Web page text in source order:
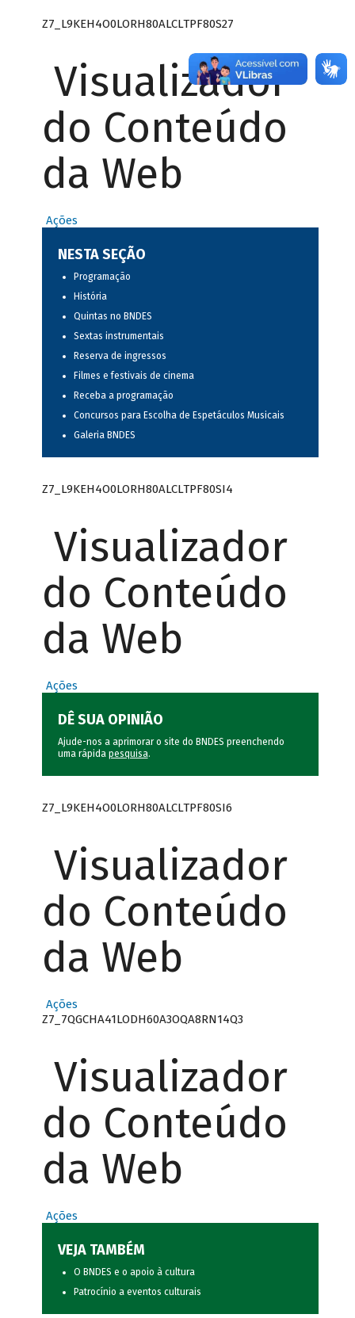
Z7_L9KEH4O0LORH80ALCLTPF80S27
Visualizador
do Conteúdo
da Web
Ações
NESTA SEÇÃO
Programação
História
Quintas no BNDES
Sextas instrumentais
Reserva de ingressos
Filmes e festivais de cinema
Receba a programação
Concursos para Escolha de Espetáculos Musicais
Galeria BNDES
Z7_L9KEH4O0LORH80ALCLTPF80SI4
Visualizador
do Conteúdo
da Web
Ações
DÊ SUA OPINIÃO
Ajude-nos a aprimorar o site do BNDES preenchendo
uma rápida pesquisa.
Z7_L9KEH4O0LORH80ALCLTPF80SI6
Visualizador
do Conteúdo
da Web
Ações
Z7_7QGCHA41LODH60A3OQA8RN14Q3
Visualizador
do Conteúdo
da Web
Ações
VEJA TAMBÉM
O BNDES e o apoio à cultura
Patrocínio a eventos culturais